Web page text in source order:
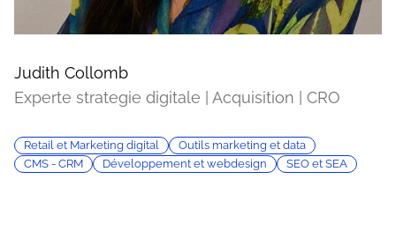
Judith Collomb
Experte strategie digitale | Acquisition | CRO
Retail et Marketing digital
Outils marketing et data
CMS - CRM
Développement et webdesign SEO et SEA